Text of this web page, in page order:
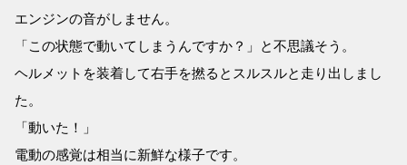
エンジンの音がしません。
「この状態で動いてしまうんですか？」と不思議そう。
ヘルメットを装着して右手を撚るとスルスルと走り出しまし
た。
「動いた！」
電動の感覚は相当に新鮮な様子です。